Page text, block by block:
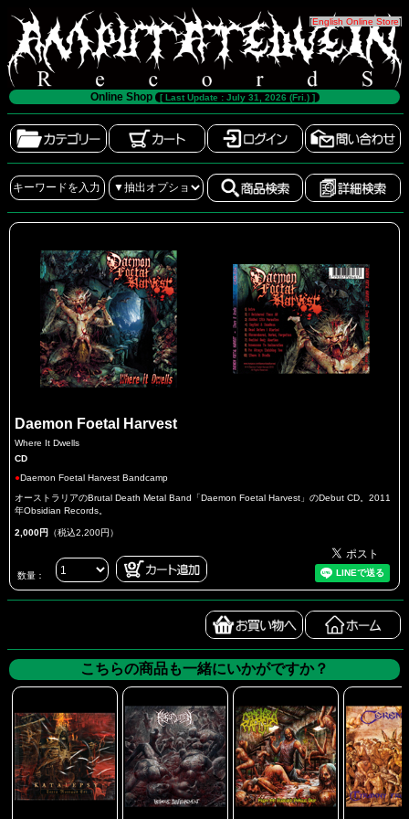
[English Online Store]
Online Shop [ Last Update : July 31, 2026 (Fri.) ]
Daemon Foetal Harvest
Where It Dwells
CD
●Daemon Foetal Harvest Bandcamp
オーストラリアのBrutal Death Metal Band「Daemon Foetal Harvest」のDebut CD。2011
年Obsidian Records。
2,000円 （税込2,200円）
数量：
こちらの商品も一緒にいかがですか？